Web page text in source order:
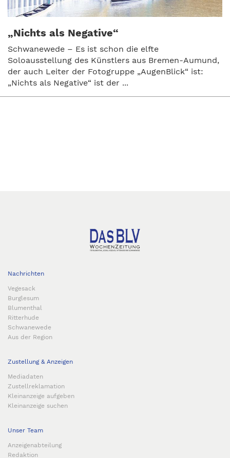
„Nichts als Negative“
Schwanewede – Es ist schon die elfte
Soloausstellung des Künstlers aus Bremen-Aumund,
der auch Leiter der Fotogruppe „AugenBlick“ ist:
„Nichts als Negative“ ist der ...
Nachrichten
Vegesack
Burglesum
Blumenthal
Ritterhude
Schwanewede
Aus der Region
Zustellung & Anzeigen
Mediadaten
Zustellreklamation
Kleinanzeige aufgeben
Kleinanzeige suchen
Unser Team
Anzeigenabteilung
Redaktion